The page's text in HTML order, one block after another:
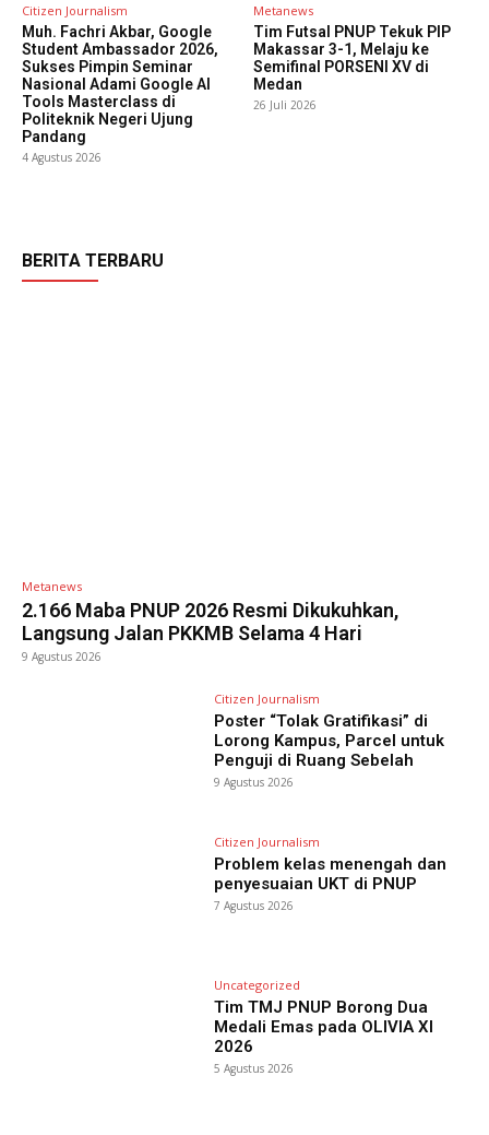
Citizen Journalism
Muh. Fachri Akbar, Google
Student Ambassador 2026,
Sukses Pimpin Seminar
Nasional Adami Google AI
Tools Masterclass di
Politeknik Negeri Ujung
Pandang
4 Agustus 2026
Metanews
Tim Futsal PNUP Tekuk PIP
Makassar 3-1, Melaju ke
Semifinal PORSENI XV di
Medan
26 Juli 2026
BERITA TERBARU
Metanews
2.166 Maba PNUP 2026 Resmi Dikukuhkan,
Langsung Jalan PKKMB Selama 4 Hari
9 Agustus 2026
Citizen Journalism
Poster “Tolak Gratifikasi” di
Lorong Kampus, Parcel untuk
Penguji di Ruang Sebelah
9 Agustus 2026
Citizen Journalism
Problem kelas menengah dan
penyesuaian UKT di PNUP
7 Agustus 2026
Uncategorized
Tim TMJ PNUP Borong Dua
Medali Emas pada OLIVIA XI
2026
5 Agustus 2026